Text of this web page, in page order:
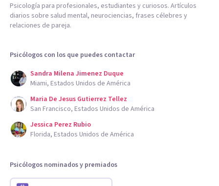
Psicología para profesionales, estudiantes y curiosos. Artículos
diarios sobre salud mental, neurociencias, frases célebres y
relaciones de pareja.
Psicólogos con los que puedes contactar
Sandra Milena Jimenez Duque
Miami, Estados Unidos de América
Maria De Jesus Gutierrez Tellez
San Francisco, Estados Unidos de América
Jessica Perez Rubio
Florida, Estados Unidos de América
Psicólogos nominados y premiados